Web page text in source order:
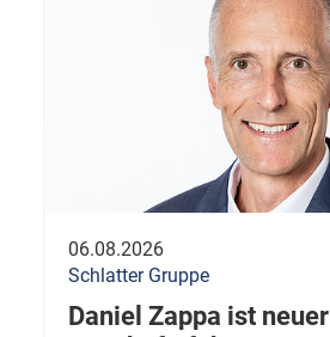
06.08.2026
Schlatter Gruppe
Daniel Zappa ist neuer